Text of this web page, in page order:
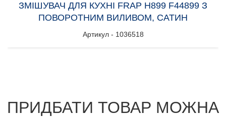
ЗМІШУВАЧ ДЛЯ КУХНІ FRAP H899 F44899 З
ПОВОРОТНИМ ВИЛИВОМ, САТИН
Артикул - 1036518
ПРИДБАТИ ТОВАР МОЖНА